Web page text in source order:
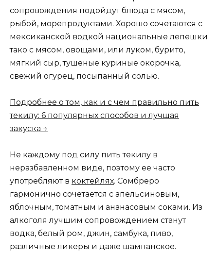
сопровождения подойдут блюда с мясом,
рыбой, морепродуктами. Хорошо сочетаются с
мексиканской водкой национальные лепешки
тако с мясом, овощами, или луком, бурито,
мягкий сыр, тушеные куриные окорочка,
свежий огурец, посыпанный солью.
Подробнее о том, как и с чем правильно пить
текилу: 6 популярных способов и лучшая
закуска →
Не каждому под силу пить текилу в
неразбавленном виде, поэтому ее часто
употребляют в коктейлях. Сомбреро
гармонично сочетается с апельсиновым,
яблочным, томатным и ананасовым соками. Из
алкоголя лучшим сопровождением станут
водка, белый ром, джин, самбука, пиво,
различные ликеры и даже шампанское.